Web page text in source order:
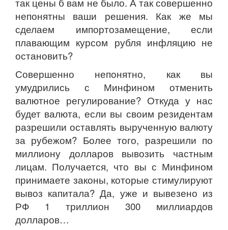
непонятны ваши решения. Как же мы
сделаем импортозамещение, если
плавающим курсом рубля инфляцию не
остановить?
Совершенно непонятно, как вы
умудрились с Минфином отменить
валютное регулирование? Откуда у нас
будет валюта, если вы своим резидентам
разрешили оставлять вырученную валюту
за рубежом? Более того, разрешили по
миллиону долларов вывозить частным
лицам. Получается, что вы с Минфином
принимаете законы, которые стимулируют
вывоз капитала? Да, уже и вывезено из
РФ 1 триллион 300 миллиардов
долларов…